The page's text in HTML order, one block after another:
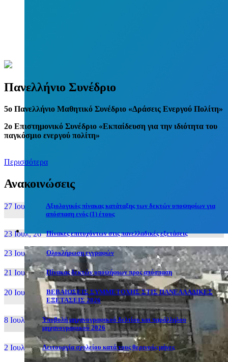
Πανελλήνιο Συνέδριο
5o Πανελλήνιο Μαθητικό Συνέδριο «Δράσεις Ενεργού Πολίτη»
2ο Επιστημονικό Συνέδριο «Εκπαίδευση για την ιδιότητα του
παγκόσμιο ενεργού πολίτη»
Περισσότερα
Ανακοινώσεις
27 Ιουν, 26
Αξιολογικός πίνακας κατάταξης των δεκτών υποψηφίων για
απόσπαση ενός (1) έτους
23 Ιουλ, 26 Πίνακες επιτυχόντων στις πανελλαδικές εξετάσεις
23 Ιουλ, 26 Ολοκλήρωση εγγραφών
21 Ιουλ, 26 Πίνακας δεκτών υποψήφιων προς απόσπαση
20 Ιουλ, 26
ΒΕΒΑΙΩΣΕΙΣ ΣΥΜΜΕΤΟΧΗΣ ΣΤΙΣ ΠΑΝΕΛΛΑΔΙΚΕΣ
ΕΞΕΤΑΣΕΙΣ 2026
8 Ιουλ, 26
Υποβολή μηχανογραφικού δελτίου και παράλληλου
μηχανογραφικού 2026
2 Ιουλ, 26 Λειτουργία σχολείου κατά τους θερινούς μήνες